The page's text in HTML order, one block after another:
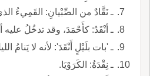
ـ نَقَّادٌ من الصِّبْيانِ: القَمِيءُ
ـ أنْقَدُ: كأَحْمَدَ، وقد تدخُلُ عليه
ـ 'بات بلَيْلٍ أَنْقَدَ': لأنه لا يَنامُ
ـ نِقْدَةُ: الكَرَوْيَا.